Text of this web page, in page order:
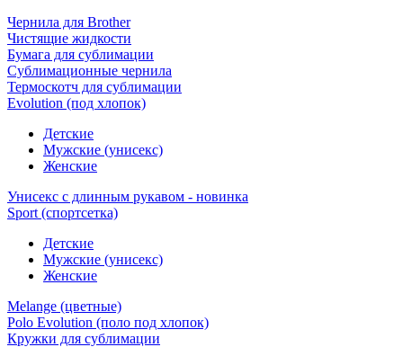
Чернила для Brother
Чистящие жидкости
Бумага для сублимации
Сублимационные чернила
Термоскотч для сублимации
Evolution (под хлопок)
Детские
Мужские (унисекс)
Женские
Унисекс с длинным рукавом - новинка
Sport (спортсетка)
Детские
Мужские (унисекс)
Женские
Melange (цветные)
Polo Evolution (поло под хлопок)
Кружки для сублимации